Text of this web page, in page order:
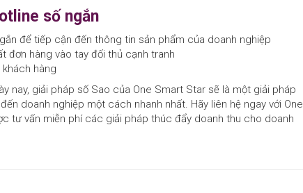
số ngắn
để tiếp cận đến thông tin sản phẩm của doanh nghiệp
đơn hàng vào tay đối thủ cạnh tranh
khách hàng
nay, giải pháp số Sao của One Smart Star sẽ là một giải pháp
doanh nghiệp một cách nhanh nhất. Hãy liên hệ ngay với One
tư vấn miễn phí các giải pháp thúc đẩy doanh thu cho doanh